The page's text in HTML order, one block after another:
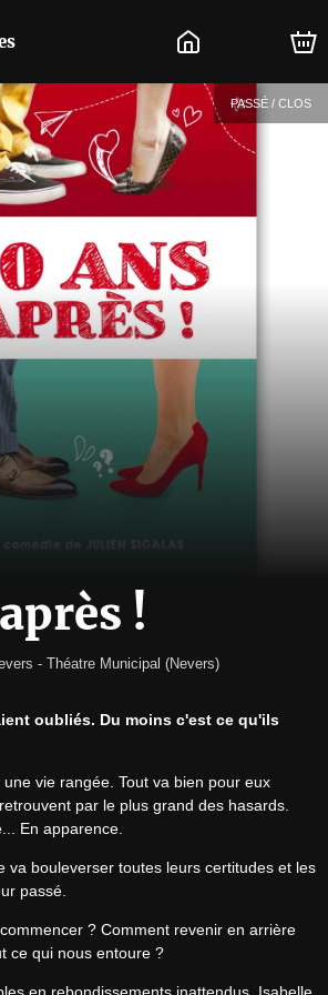
PASSÉ / CLOS
!
- Théatre Municipal (Nevers)
oubliés. Du moins c'est ce qu'ils
vie rangée. Tout va bien pour eux
par le plus grand des hasards.
En apparence.
va bouleverser toutes leurs certitudes et les
passé.
? Comment revenir en arrière
ce qui nous entoure ?